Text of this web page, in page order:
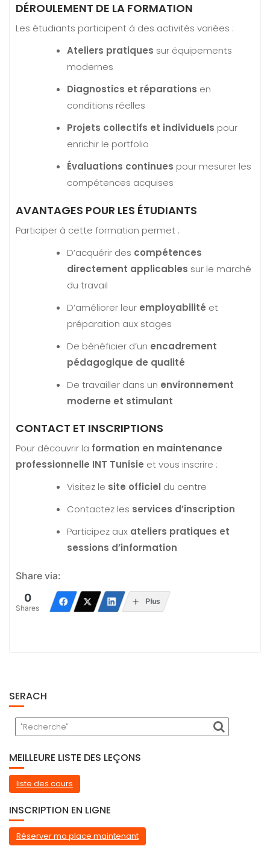
DÉROULEMENT DE LA FORMATION
Les étudiants participent à des activités variées :
Ateliers pratiques sur équipements
modernes
Diagnostics et réparations en
conditions réelles
Projets collectifs et individuels pour
enrichir le portfolio
Évaluations continues pour mesurer les
compétences acquises
AVANTAGES POUR LES ÉTUDIANTS
Participer à cette formation permet :
D’acquérir des compétences
directement applicables sur le marché
du travail
D’améliorer leur employabilité et
préparation aux stages
De bénéficier d’un encadrement
pédagogique de qualité
De travailler dans un environnement
moderne et stimulant
CONTACT ET INSCRIPTIONS
Pour découvrir la formation en maintenance
professionnelle INT Tunisie et vous inscrire :
Visitez le site officiel du centre
Contactez les services d’inscription
Participez aux ateliers pratiques et
sessions d’information
Share via:
0
Shares
Plus
SERACH
MEILLEURE LISTE DES LEÇONS
liste des cours
INSCRIPTION EN LIGNE
Réserver ma place maintenant